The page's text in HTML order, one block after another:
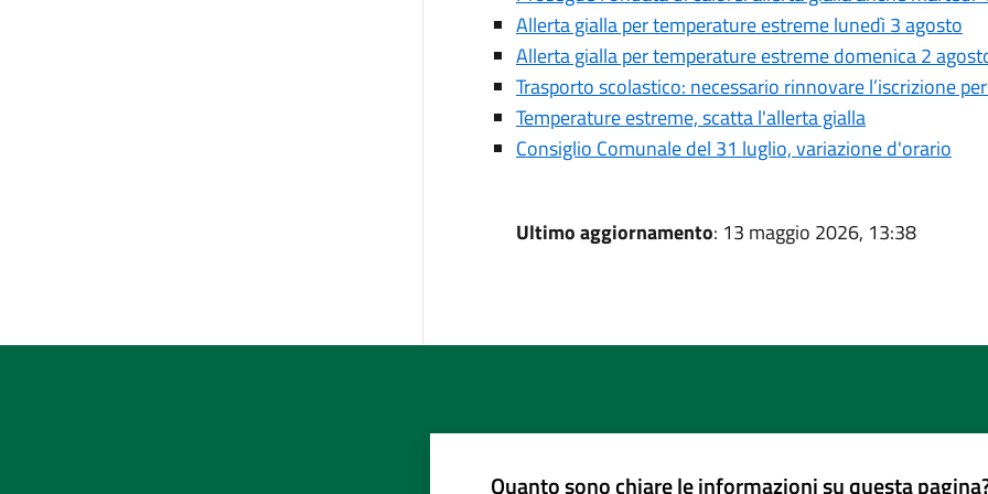
Allerta gialla per temperature estreme lunedì 3 agosto
Allerta gialla per temperature estreme domenica 2
Trasporto scolastico: necessario rinnovare l’iscrizione
Temperature estreme, scatta l'allerta gialla
Consiglio Comunale del 31 luglio, variazione d'orario
Ultimo aggiornamento: 13 maggio 2026, 13:38
Quanto sono chiare le informazioni su questa